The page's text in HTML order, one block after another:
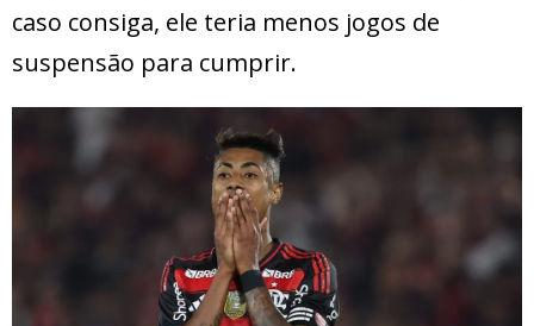
caso consiga, ele teria menos jogos de
suspensão para cumprir.